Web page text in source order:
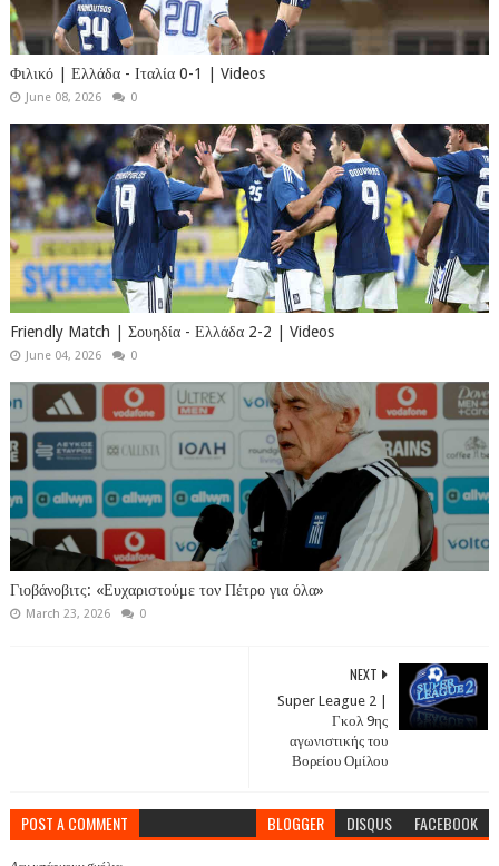
Φιλικό | Ελλάδα - Ιταλία 0-1 | Videos
June 08, 2026 0
Friendly Match | Σουηδία - Ελλάδα 2-2 | Videos
June 04, 2026 0
Γιοβάνοβιτς: «Ευχαριστούμε τον Πέτρο για όλα»
March 23, 2026 0
NEXT
Super League 2 |
Γκολ 9ης
αγωνιστικής του
Βορείου Ομίλου
POST A COMMENT BLOGGER DISQUS FACEBOOK